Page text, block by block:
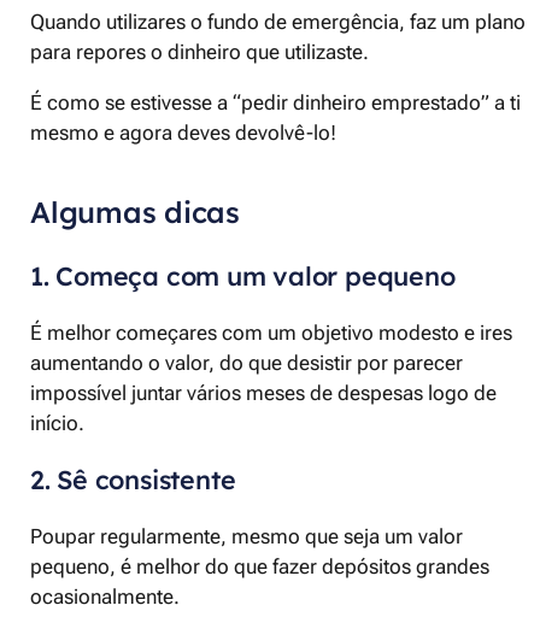
Quando utilizares o fundo de emergência, faz um plano
para repores o dinheiro que utilizaste.
É como se estivesse a “pedir dinheiro emprestado” a ti
mesmo e agora deves devolvê-lo!
Algumas dicas
1. Começa com um valor pequeno
É melhor começares com um objetivo modesto e ires
aumentando o valor, do que desistir por parecer
impossível juntar vários meses de despesas logo de
início.
2. Sê consistente
Poupar regularmente, mesmo que seja um valor
pequeno, é melhor do que fazer depósitos grandes
ocasionalmente.